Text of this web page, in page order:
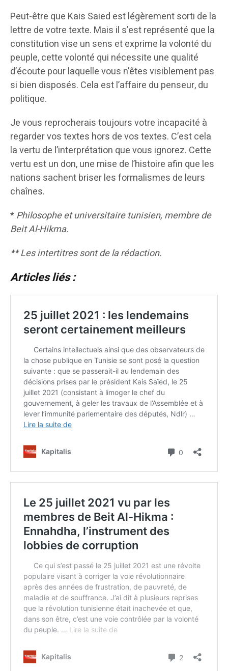
Peut-être que Kais Saied est légèrement sorti de la
lettre de votre texte. Mais il s’est représenté que la
constitution vise un sens et exprime la volonté du
peuple, cette volonté qui nécessite une qualité
d’écoute pour laquelle vous n’êtes visiblement pas
si bien disposés. Cela est l’affaire du penseur, du
politique.
Je vous reprocherais toujours votre incapacité à
regarder vos textes hors de vos textes. C’est cela
la vertu de l’interprétation que vous ignorez. Cette
vertu est un don, une mise de l’histoire afin que les
nations sachent briser les formalismes de leurs
chaînes.
*Philosophe et universitaire tunisien, membre de
Beit Al-Hikma.
** Les intertitres sont de la rédaction.
Articles liés :